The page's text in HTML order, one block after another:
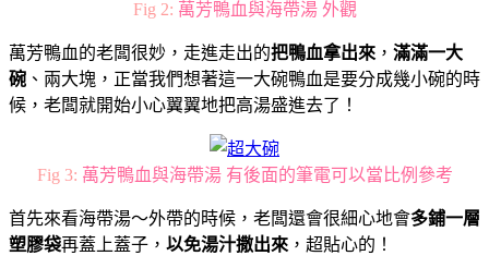
Fig 2: 萬芳鴨血與海帶湯 外觀
萬芳鴨血的老闆很妙，走進走出的把鴨血拿出來 ， 滿滿一大
碗 、兩大塊，正當我們想著這一大碗鴨血是要分成幾小碗的時
候，老闆就開始小心翼翼地把高湯盛進去了！
Fig 3: 萬芳鴨血與海帶湯 有後面的筆電可以當比例參考
首先來看海帶湯～外帶的時候，老闆還會很細心地會多鋪一層
塑膠袋再蓋上蓋子， 以免湯汁撒出來 ，超貼心的！